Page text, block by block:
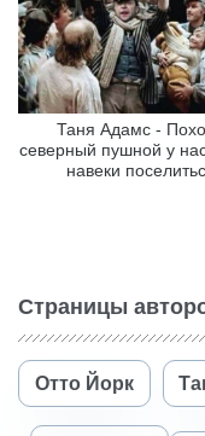
Таня Адамс -
северный пушной у
навеки
Страницы
Отто Йорк